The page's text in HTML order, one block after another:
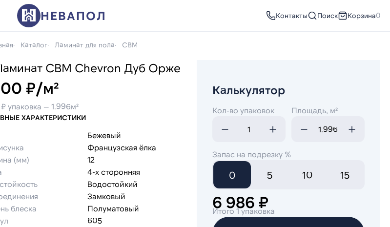
НЕВАПОЛ Контакты Поиск Корзина0
Каталог Ламинат для пола CBM
CBM Chevron Дуб Орже
₽/м²
упаковка — 1.996м²
ХАРАКТЕРИСТИКИ
Бежевый
Французская ёлка
(мм)
12
4-х сторонняя
Водостойкий
Замковый
блеска
Полуматовый
605
Калькулятор
Кол-во упаковок Площадь, м²
Запас на подрезку %
0 5 10 15
6 986 ₽
Итого 1 упаковка